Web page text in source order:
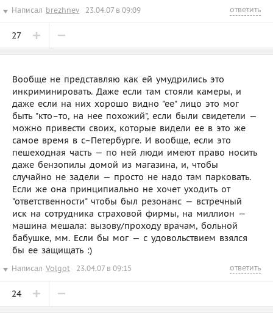
Написал brezhnev 23.04.07 в 09:09 ответить
27
Вообще не представляю как ей умудрились это
инкриминировать. Даже если там стояли камеры, и
даже если на них хорошо видно "ее" лицо это мог
быть "кто–то, на нее похожий", если были свидетели —
можно привести своих, которые видели ее в это же
самое время в с–Петербурге. И вообще, если это
пешеходная часть — по ней люди имеют право носить
даже бензопилы домой из магазина, и, чтобы
случайно не задели — просто не надо там парковать.
Если же она принципиально не хочет уходить от
"ответственности" чтобы был резонанс — встречный
иск на сотрудника страховой фирмы, на миллион —
машина мешала: вызову/проходу врачам, больной
бабушке, мм. Если бы мог — с удовольствием взялся
бы ее защищать :)
Написал Volgot 23.04.07 в 09:15 ответить
24